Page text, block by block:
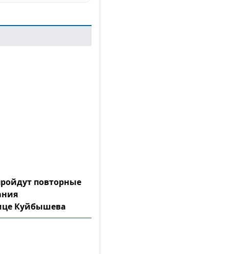
повторные
Куйбышева